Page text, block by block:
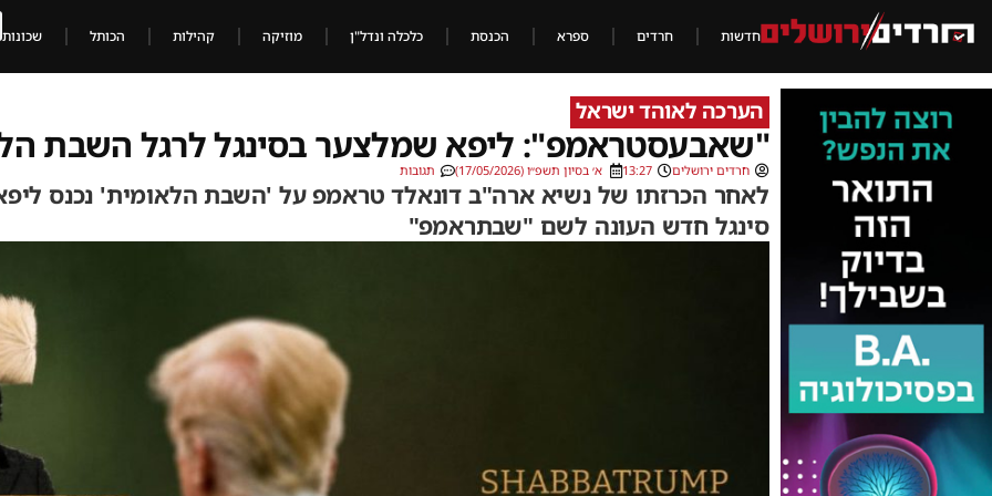
חדשות חרדים ספרא הכנסת כלכלה ונדל"ן מוזיקה קהילות הכותל שכונות
הערכה לאוהד ישראל
"שאבעסטראמפ": ליפא שמלצער בסינגל לרגל השבת
חרדים ירושלים 13:27 א׳ בסיון תשפ״ו (17/05/2026) תגובות
לאחר הכרזתו של נשיא ארה"ב דונאלד טראמפ על 'השבת הלאומית' נכנס
סינגל חדש העונה לשם "שבתראמפ"